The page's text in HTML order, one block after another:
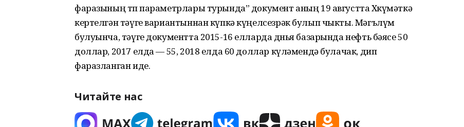
фаразының төп параметрлары турында” документ аның 19 августта Хөкүмәткә
кертелгән тәүге вариан­тыннан күпкә күңелсезрәк булып чыкты. Мәгълүм
булуынча, тәүге документта 2015-16 елларда дөнья базарында нефть бәясе 50
доллар, 2017 елда — 55, 2018 елда 60 доллар күләмендә булачак, дип
фаразланган иде.
Читайте нас